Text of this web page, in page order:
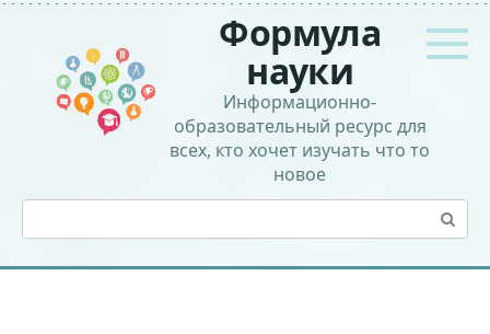
Перейти
контенту
Формула
науки
Информационно-
образовательный ресурс для
всех, кто хочет изучать что то
новое
Поиск: